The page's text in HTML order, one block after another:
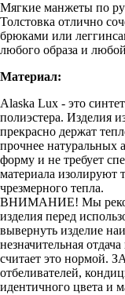
Мягкие манжеты по
Толстовка отлично
брюками или
любого образа и
Материал:
Alaska Lux - это
полиэстера. Изделия
прекрасно держат
прочнее натуральных
форму и не требует
материала изолируют
чрезмерного тепла.
ВНИМАНИЕ! Мы
изделия перед
вывернуть изделие
незначительная
считает это нормой.
отбеливателей,
идентичного цвета и